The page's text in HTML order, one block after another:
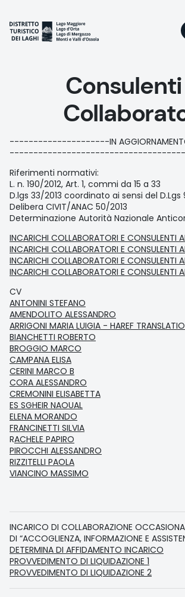
contenu
principal
---------------------IN
Riferimenti normativi:
L. n. 190/2012, Art. 1, commi da 15 a 33
D.lgs 33/2013 coordinato ai sensi del D.Lgs
Delibera CIVIT/ANAC 50/2013
Determinazione Autorità Nazionale
INCARICHI COLLABORATORI E CONSULENTI
INCARICHI COLLABORATORI E CONSULENTI
INCARICHI COLLABORATORI E CONSULENTI
INCARICHI COLLABORATORI E CONSULENTI
CV
ANTONINI STEFANO
AMENDOLITO ALESSANDRO
ARRIGONI MARIA LUIGIA - HAREF
BIANCHETTI ROBERTO
BROGGIO MARCO
CAMPANA ELISA
CERINI MARCO B
CORA ALESSANDRO
CREMONINI ELISABETTA
ES SGHEIR NAOUAL
ELENA MORANDO
FRANCINETTI SILVIA
RACHELE PAPIRO
PIROCCHI ALESSANDRO
RIZZITELLI PAOLA
VIANCINO MASSIMO
INCARICO DI COLLABORAZIONE
DI “ACCOGLIENZA, INFORMAZIONE E
DETERMINA DI AFFIDAMENTO INCARICO
PROVVEDIMENTO DI LIQUIDAZIONE 1
PROVVEDIMENTO DI LIQUIDAZIONE 2